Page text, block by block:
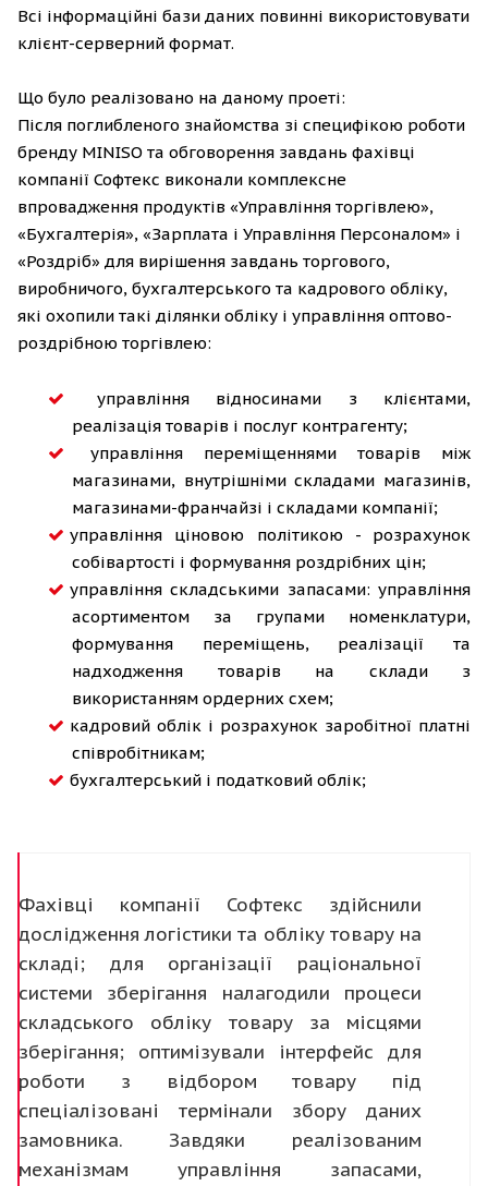
Всі інформаційні бази даних повинні використовувати
клієнт-серверний формат.
Що було реалізовано на даному проеті:
Після поглибленого знайомства зі специфікою роботи
бренду MINISO та обговорення завдань фахівці
компанії Софтекс виконали комплексне
впровадження продуктів «Управління торгівлею»,
«Бухгалтерія», «Зарплата і Управління Персоналом» і
«Роздріб» для вирішення завдань торгового,
виробничого, бухгалтерського та кадрового обліку,
які охопили такі ділянки обліку і управління оптово-
роздрібною торгівлею:
управління відносинами з клієнтами,
реалізація товарів і послуг контрагенту;
управління переміщеннями товарів між
магазинами, внутрішніми складами магазинів,
магазинами-франчайзі і складами компанії;
управління ціновою політикою - розрахунок
собівартості і формування роздрібних цін;
управління складськими запасами: управління
асортиментом за групами номенклатури,
формування переміщень, реалізації та
надходження товарів на склади з
використанням ордерних схем;
кадровий облік і розрахунок заробітної платні
співробітникам;
бухгалтерський і податковий облік;
Фахівці компанії Софтекс здійснили
дослідження логістики та обліку товару на
складі; для організації раціональної
системи зберігання налагодили процеси
складського обліку товару за місцями
зберігання; оптимізували інтерфейс для
роботи з відбором товару під
спеціалізовані термінали збору даних
замовника. Завдяки реалізованим
механізмам управління запасами,